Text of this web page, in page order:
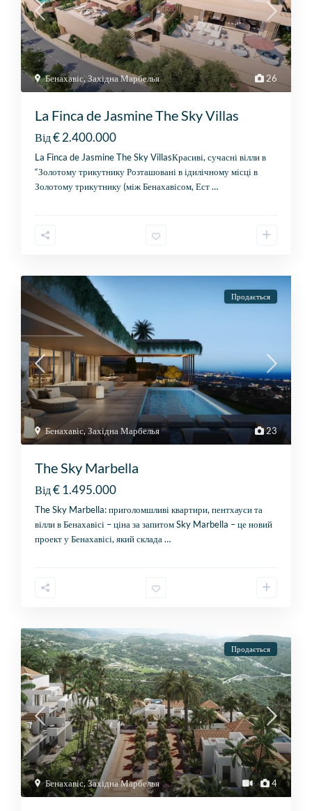
26
Бенахавіс,Західна Марбелья
La Finca de Jasmine The Sky Villas
Від€ 2.400.000
La Finca de Jasmine The Sky VillasКрасиві, сучасні вілли в
“Золотому трикутнику Розташовані в ідилічному місці в
Золотому трикутнику (між Бенахавісом, Ест…
23
Бенахавіс,Західна Марбелья
Продається
The Sky Marbella
Від€ 1.495.000
The Sky Marbella: приголомшливі квартири, пентхауси та
вілли в Бенахавісі – ціна за запитом Sky Marbella – це новий
проект у Бенахавісі, який склада…
4
Бенахавіс,Західна Марбелья
Продається